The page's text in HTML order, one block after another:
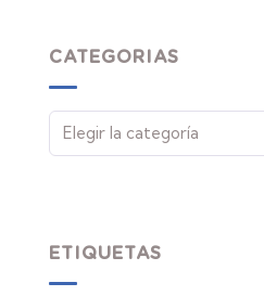
CATEGORIAS
ETIQUETAS